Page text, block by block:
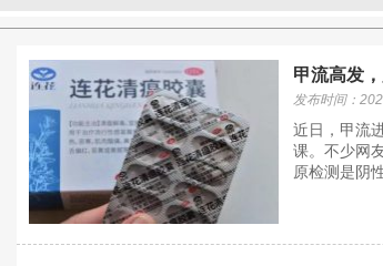
甲流高发
发布时间：
近日，甲流
课。不少网
原检测是阴